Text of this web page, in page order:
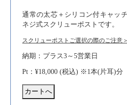
通常の太芯＋シリコン付キャッ
ネジ式スクリューポストです。
スクリューポストご選択の際のご注意
納期：プラス3～5営業日
Pt：¥18,000 (税込) ※1本(片耳)分